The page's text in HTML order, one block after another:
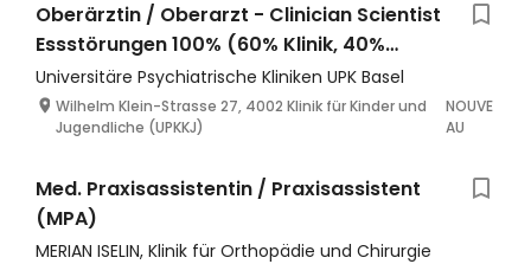
Oberärztin / Oberarzt - Clinician Scientist
Essstörungen 100% (60% Klinik, 40%
Forschung)
Universitäre Psychiatrische Kliniken UPK Basel
Wilhelm Klein-Strasse 27, 4002 Klinik für Kinder und
Jugendliche (UPKKJ)
NOUVE
AU
Med. Praxisassistentin / Praxisassistent
(MPA)
MERIAN ISELIN, Klinik für Orthopädie und Chirurgie